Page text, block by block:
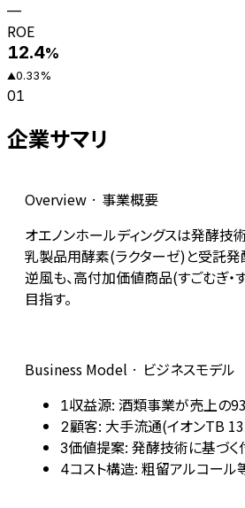
—
ROE
12.4%
▲0.33%
01
企業サマリ
Overview · 事業概要
オエノンホールディングスは発酵技
乳製品用酵素(ラクターゼ)と受託
逆風も、高付加価値商品(すごむぎ
目指す。
Business Model · ビジネスモデル
1収益源: 酒類事業が売上の
2顧客: 大手流通(イオンTB
3価値提案: 発酵技術に基づ
4コスト構造: 粗留アルコール